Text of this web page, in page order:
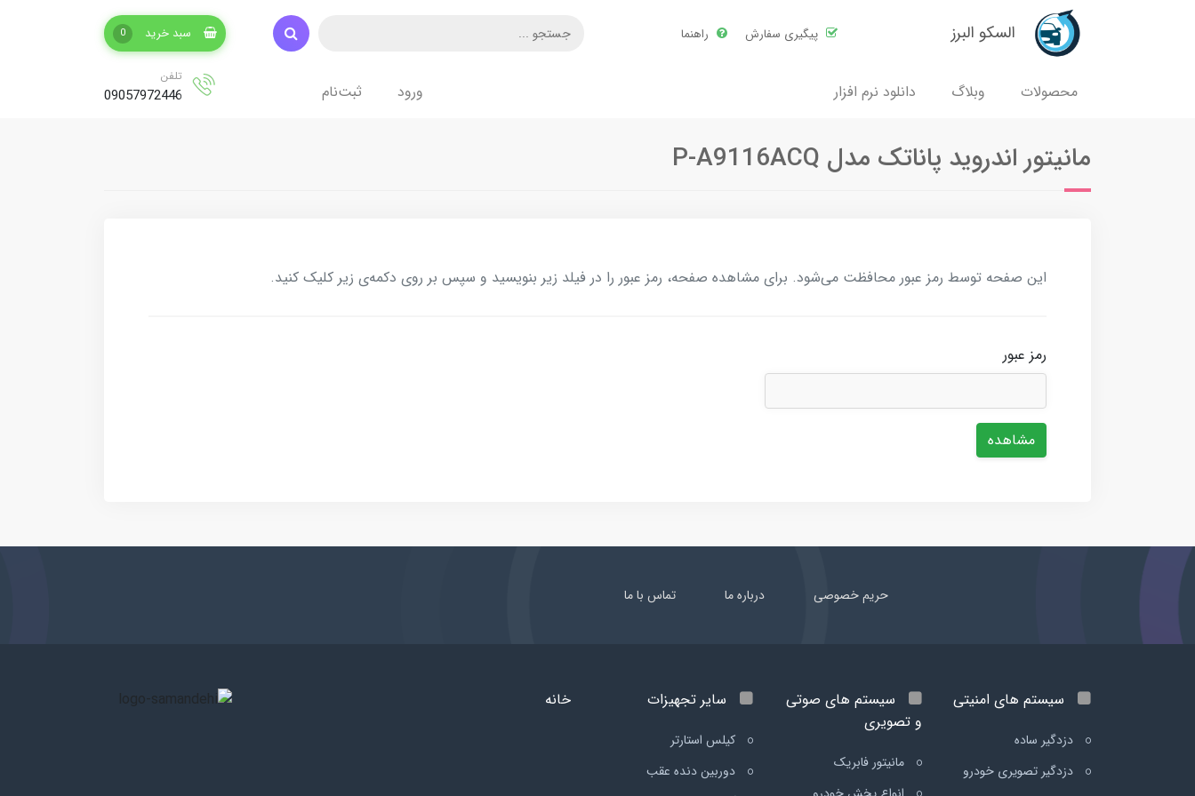
السکو البرز پیگیری سفارش راهنما سبد خرید 0
محصولات وبلاگ دانلود نرم افزار ورود ثبت‌نام
تلفن
09057972446
مانیتور اندروید پاناتک مدل P-A9116ACQ
این صفحه توسط رمز عبور محافظت می‌شود. برای مشاهده صفحه، رمز عبور را در فیلد زیر بنویسید و سپس بر روی دکمه‌ی زیر کلیک کنید.
رمز عبور
مشاهده
حریم خصوصی درباره ما تماس با ما
سیستم های امنیتی
دزدگیر ساده
دزدگیر تصویری خودرو
سیستم های صوتی
و تصویری
مانیتور فابریک
سایر تجهیزات
کیلس استارتر
دوربین دنده عقب
خانه